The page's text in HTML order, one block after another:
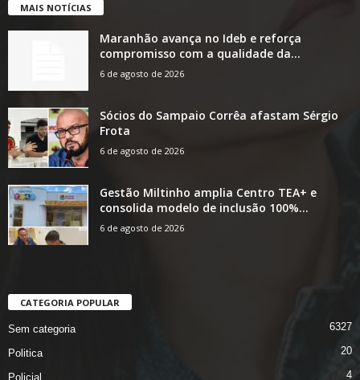
MAIS NOTÍCIAS
Maranhão avança no Ideb e reforça
compromisso com a qualidade da...
6 de agosto de 2026
Sócios do Sampaio Corrêa afastam Sérgio
Frota
6 de agosto de 2026
Gestão Miltinho amplia Centro TEA+ e
consolida modelo de inclusão 100%...
6 de agosto de 2026
CATEGORIA POPULAR
Sem categoria 6327
Politica 20
Policial 4